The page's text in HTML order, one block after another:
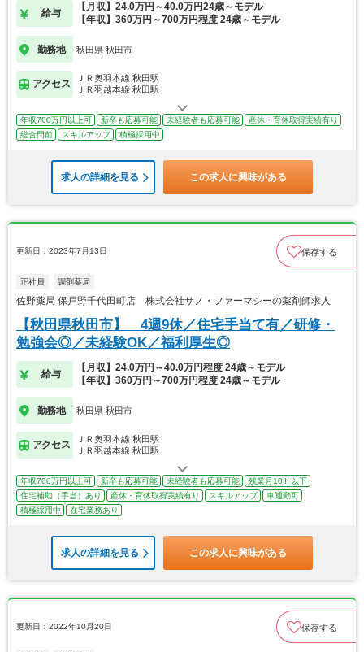
給与
【月収】24.0万円～40.0万円24歳～モデル
【年収】360万円～700万円程度 24歳～モデル
勤務地 秋田県 秋田市
アクセス
ＪＲ奥羽本線 秋田駅
ＪＲ羽越本線 秋田駅
年収700万円以上可 新卒も応募可能 未経験者も応募可能
産休・育休取得実績有り
総合門前
スキルアップ 積極採用中
求人の詳細を見る この求人に興味がある
更新日：2023年7月13日 保存する
正社員 調剤薬局
佐野薬局 保戸野千代田町店 株式会社サノ・ファーマシーの薬剤師求人
【秋田県秋田市】 4週9休／住宅手当て有／研修・
勉強会◎／未経験OK／福利厚生◎
給与
【月収】24.0万円～40.0万円程度 24歳～モデル
【年収】360万円～700万円程度 24歳～モデル
勤務地 秋田県 秋田市
アクセス
ＪＲ奥羽本線 秋田駅
ＪＲ羽越本線 秋田駅
年収700万円以上可 新卒も応募可能 未経験者も応募可能
残業月10ｈ以下
住宅補助（手当）あり
産休・育休取得実績有り スキルアップ
車通勤可
積極採用中
在宅業務あり
求人の詳細を見る この求人に興味がある
更新日：2022年10月20日 保存する